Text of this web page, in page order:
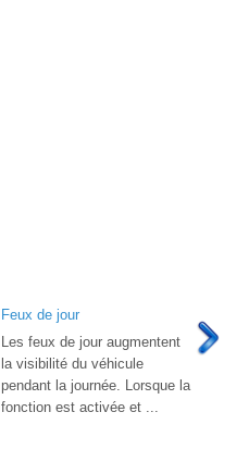
Feux de jour
Les feux de jour augmentent
la visibilité du véhicule
pendant la journée. Lorsque la
fonction est activée et ...